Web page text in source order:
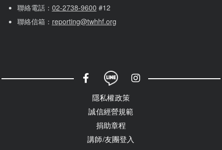
聯絡電話： 02-2738-9600 #12
聯絡信箱： reporting@twhhf.org
社群選單
隱私權政策
誠信經營規範
捐助章程
講師/友團登入